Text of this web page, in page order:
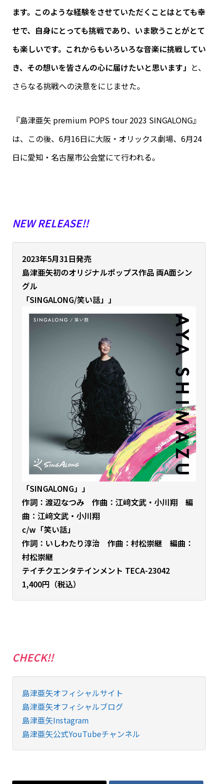
ます。このような経験をさせていただくことはとても幸
せで、自身にとっても挑戦であり、いま歌うことがとて
も楽しいです。これからもいろいろな音楽に挑戦してい
き、その想いを皆さんの心に届けたいと思います」 と、
さらなる挑戦への決意をにじませた。
『島津亜矢 premium POPS tour 2023 SINGALONG』
は、この後、6月16日に大阪・オリックス劇場、6月24
日に愛知・名古屋市公会堂にて行われる。
NEW RELEASE!!
2023年5月31日発売
島津亜矢初のオリジナルポップス作品 両A面シン
グル
「SINGALONG/笑い話」」
「SINGALONG」 」
作詞：渡辺なつみ 作曲：江﨑文武・小川翔 編
曲：江﨑文武・小川翔
c/w「笑い話」
作詞：いしわたり淳治 作曲：村松崇継 編曲：
村松崇継
テイチクエンタテインメント TECA-23042
1,400円（税込）
CHECK!!
島津亜矢オフィシャルサイト
島津亜矢オフィシャルブログ
島津亜矢Instagram
島津亜矢公式YouTubeチャンネル